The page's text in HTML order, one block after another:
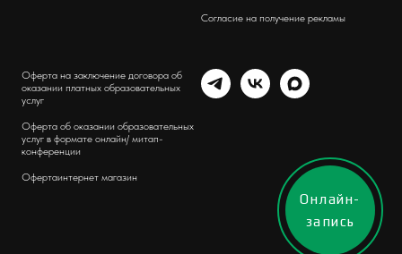
Согласие на получение рекламы
Оферта на заключение договора об
оказании платных образовательных
услуг
Оферта об оказании образовательных
услуг в формате онлайн/ митап-
конференции
Офертаинтернет магазин
Онлайн-
запись